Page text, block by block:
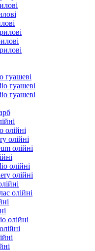
гуашеві
гуашеві
гуашеві
олійні
олійні
олійні
олійні
олійні
олійні
олійні